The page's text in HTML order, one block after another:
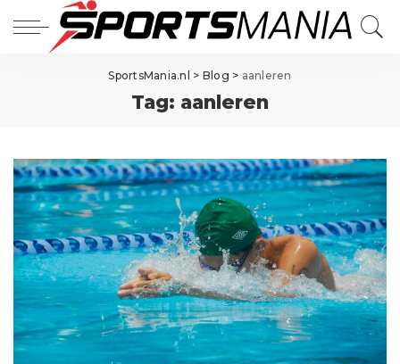
SportsMania.nl > Blog > aanleren
Tag: aanleren